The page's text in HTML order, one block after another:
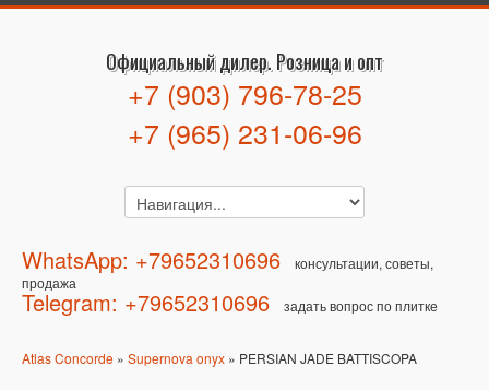
Официальный дилер. Розница и опт
+7 (903) 796-78-25
+7 (965) 231-06-96
WhatsApp: +79652310696
консультации, советы,
продажа
Telegram: +79652310696 задать вопрос по плитке
Atlas Concorde » Supernova onyx » PERSIAN JADE BATTISCOPA